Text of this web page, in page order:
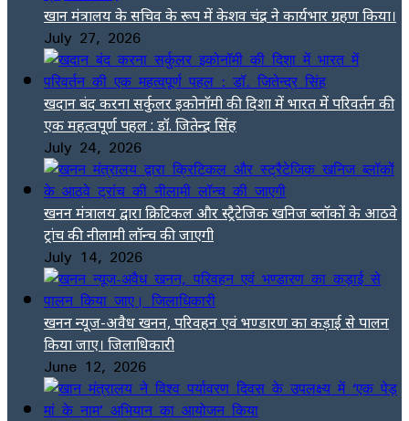
खान मंत्रालय के सचिव के रूप में केशव चंद्र ने कार्यभार ग्रहण किया।
July 27, 2026
खदान बंद करना सर्कुलर इकोनॉमी की दिशा में भारत में परिवर्तन की
एक महत्वपूर्ण पहल : डॉ. जितेन्द्र सिंह
July 24, 2026
खनन मंत्रालय द्वारा क्रिटिकल और स्ट्रैटेजिक खनिज ब्लॉकों के आठवे
ट्रांच की नीलामी लॉन्च की जाएगी
July 14, 2026
खनन न्यूज-अवैध खनन, परिवहन एवं भण्डारण का कड़ाई से पालन
किया जाए। जिलाधिकारी
June 12, 2026